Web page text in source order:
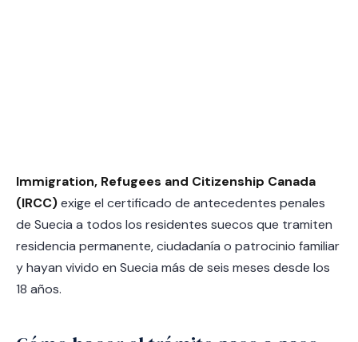
Immigration, Refugees and Citizenship Canada
(IRCC)exige el certificado de antecedentes penales
de Suecia a todos los residentes suecos que tramiten
residencia permanente, ciudadanía o patrocinio familiar
y hayan vivido en Suecia más de seis meses desde los
18 años.